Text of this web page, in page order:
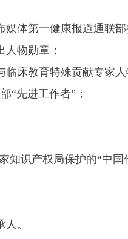
体第一健康报道通联部
物勋章；
床教育特殊贡献专家人
“先进工作者”；
知识产权局保护的“中国
。